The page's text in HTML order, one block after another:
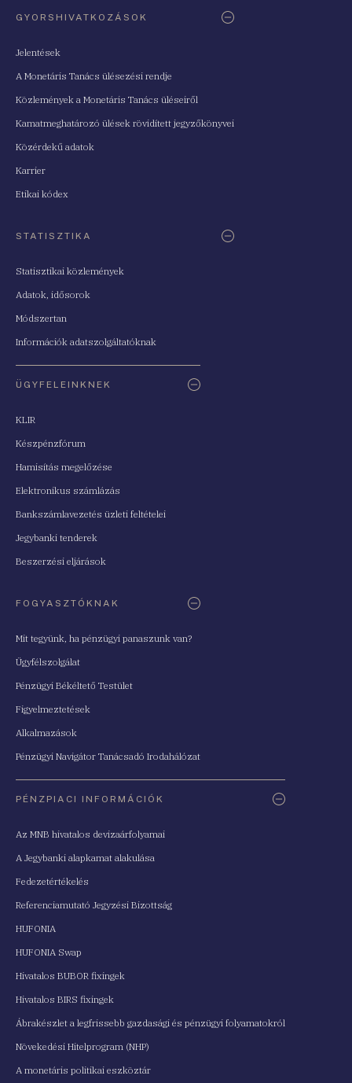
GYORSHIVATKOZÁSOK
Jelentések
A Monetáris Tanács ülésezési rendje
Közlemények a Monetáris Tanács üléseiről
Kamatmeghatározó ülések rövidített jegyzőkönyvei
Közérdekű adatok
Karrier
Etikai kódex
STATISZTIKA
Statisztikai közlemények
Adatok, idősorok
Módszertan
Információk adatszolgáltatóknak
ÜGYFELEINKNEK
KLIR
Készpénzfórum
Hamisítás megelőzése
Elektronikus számlázás
Bankszámlavezetés üzleti feltételei
Jegybanki tenderek
Beszerzési eljárások
FOGYASZTÓKNAK
Mit tegyünk, ha pénzügyi panaszunk van?
Ügyfélszolgálat
Pénzügyi Békéltető Testület
Figyelmeztetések
Alkalmazások
Pénzügyi Navigátor Tanácsadó Irodahálózat
PÉNZPIACI INFORMÁCIÓK
Az MNB hivatalos devizaárfolyamai
A Jegybanki alapkamat alakulása
Fedezetértékelés
Referenciamutató Jegyzési Bizottság
HUFONIA
HUFONIA Swap
Hivatalos BUBOR fixingek
Hivatalos BIRS fixingek
Ábrakészlet a legfrissebb gazdasági és pénzügyi folyamatokról
Növekedési Hitelprogram (NHP)
A monetáris politikai eszköztár